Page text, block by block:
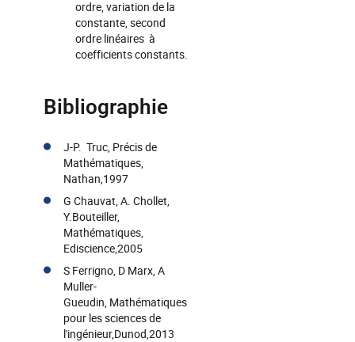
ordre, variation de la
constante, second
ordre linéaires à
coefficients constants.
Bibliographie
J-P. Truc, Précis de
Mathématiques,
Nathan,1997
G Chauvat, A. Chollet,
Y.Bouteiller,
Mathématiques,
Ediscience,2005
S Ferrigno, D Marx, A
Muller-
Gueudin, Mathématiques
pour les sciences de
l'ingénieur,Dunod,2013